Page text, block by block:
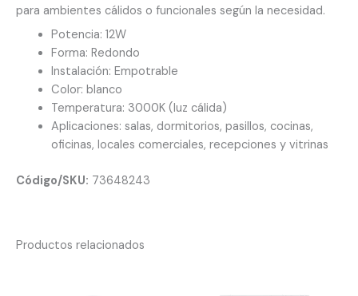
para ambientes cálidos o funcionales según la necesidad.
Potencia: 12W
Forma: Redondo
Instalación: Empotrable
Color: blanco
Temperatura: 3000K (luz cálida)
Aplicaciones: salas, dormitorios, pasillos, cocinas,
oficinas, locales comerciales, recepciones y vitrinas
Código/SKU: 73648243
Productos relacionados